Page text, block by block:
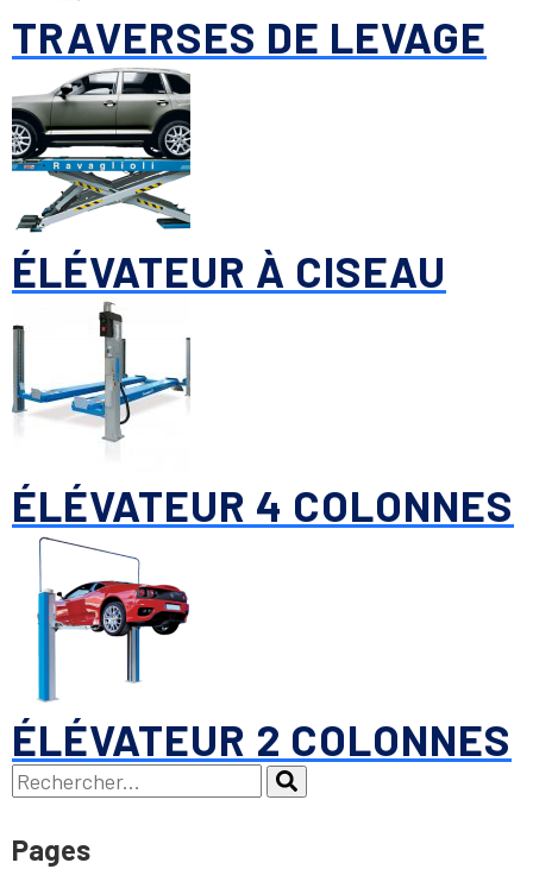
TRAVERSES DE LEVAGE
ÉLÉVATEUR À CISEAU
ÉLÉVATEUR 4 COLONNES
ÉLÉVATEUR 2 COLONNES
Recherche :
Rechercher
Pages